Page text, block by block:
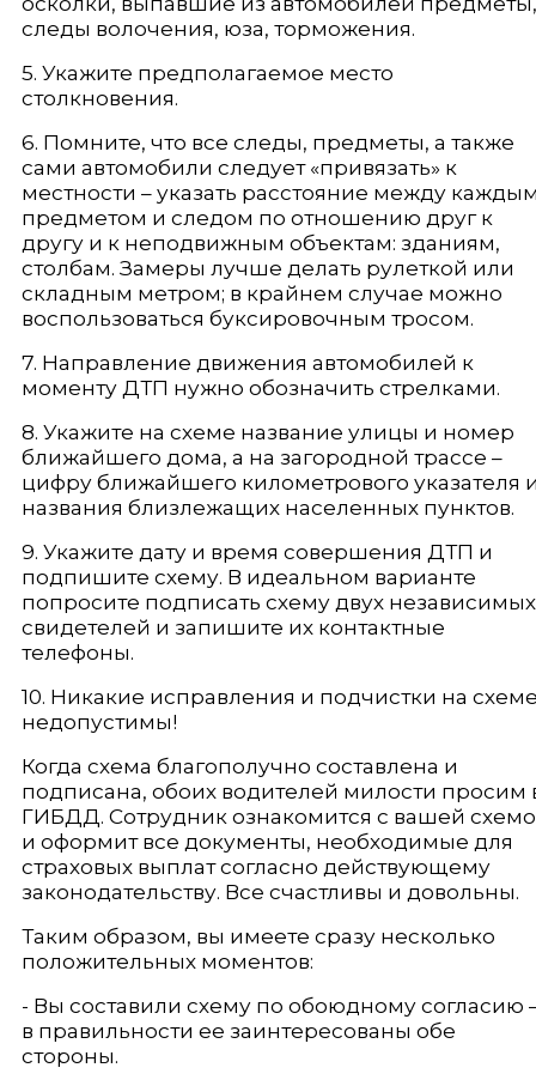
следы волочения, юза, торможения.
5. Укажите предполагаемое место
столкновения.
6. Помните, что все следы, предметы, а также
сами автомобили следует «привязать» к
местности – указать расстояние между
предметом и следом по отношению друг к
другу и к неподвижным объектам: зданиям,
столбам. Замеры лучше делать рулеткой или
складным метром; в крайнем случае можно
воспользоваться буксировочным тросом.
7. Направление движения автомобилей к
моменту ДТП нужно обозначить стрелками.
8. Укажите на схеме название улицы и номер
ближайшего дома, а на загородной трассе –
цифру ближайшего километрового указателя
названия близлежащих населенных пунктов.
9. Укажите дату и время совершения ДТП и
подпишите схему. В идеальном варианте
попросите подписать схему двух независимых
свидетелей и запишите их контактные
телефоны.
10. Никакие исправления и подчистки на
недопустимы!
Когда схема благополучно составлена и
подписана, обоих водителей милости просим
ГИБДД. Сотрудник ознакомится с вашей
и оформит все документы, необходимые для
страховых выплат согласно действующему
законодательству. Все счастливы и довольны.
Таким образом, вы имеете сразу несколько
положительных моментов:
- Вы составили схему по обоюдному согласию
в правильности ее заинтересованы обе
стороны.